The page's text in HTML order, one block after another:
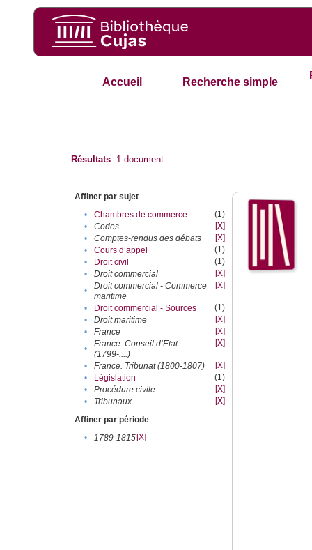
Accueil Recherche simple
Résultats 1 document
Affiner par sujet
•
Chambres de commerce
(1)
•
Codes
[X]
•
Comptes-rendus des débats
[X]
•
Cours d’appel
(1)
•
Droit civil
(1)
•
Droit commercial
[X]
•
Droit commercial - Commerce
maritime
[X]
• Droit commercial - Sources
(1)
•
Droit maritime
[X]
•
France
[X]
•
France. Conseil d’Etat
(1799-....)
[X]
• France. Tribunat (1800-1807)
[X]
•
Législation
(1)
•
Procédure civile
[X]
•
Tribunaux
[X]
Affiner par période
•
1789-1815[X]